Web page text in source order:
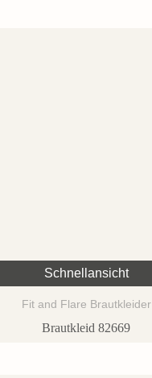
Schnellansicht
Fit and Flare Brautkleider
Brautkleid 82669